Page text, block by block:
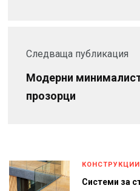
Следваща публикация
Модерни
прозорци
КОНСТРУКЦИИ
Системи за